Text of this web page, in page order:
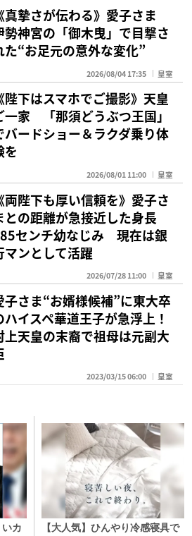
真摯さが伝わる》愛子さま
勢神宮の「御木曳」で目撃さ
た“お足元の意外な変化”
2026/08/04 17:35 皇室
陛下はスマホでご撮影》天皇
一家 「那須どうぶつ王国」
バードショー＆ラクダ乗り体
を
2026/08/01 11:00 皇室
両陛下も厚い信頼を》愛子さ
との距離が急接近した身長
センチ幼なじみ 現在は銀
マンとして活躍
2026/07/28 11:00 皇室
子さま“お婿様候補”に東大卒
ハイスペ華道王子が急浮上！
上天皇の末裔で祖母は元副大
2023/03/15 06:00 皇室
カ
【大人気】ひんやり冷感寝具で